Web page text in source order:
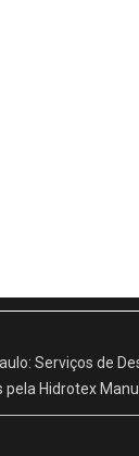
Serviços de
pela Hidrotex